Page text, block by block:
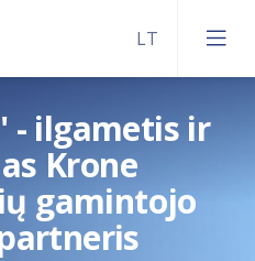
servisas
- ilgametis ir
Krone
gamintojo